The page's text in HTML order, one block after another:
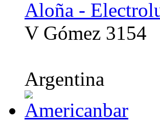
Aloña -
V Gómez 3154
Argentina